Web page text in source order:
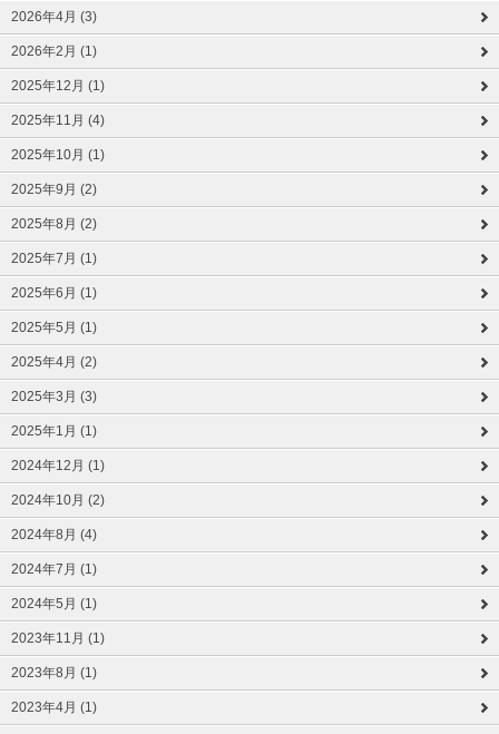
2026年4月 (3)
2026年2月 (1)
2025年12月 (1)
2025年11月 (4)
2025年10月 (1)
2025年9月 (2)
2025年8月 (2)
2025年7月 (1)
2025年6月 (1)
2025年5月 (1)
2025年4月 (2)
2025年3月 (3)
2025年1月 (1)
2024年12月 (1)
2024年10月 (2)
2024年8月 (4)
2024年7月 (1)
2024年5月 (1)
2023年11月 (1)
2023年8月 (1)
2023年4月 (1)